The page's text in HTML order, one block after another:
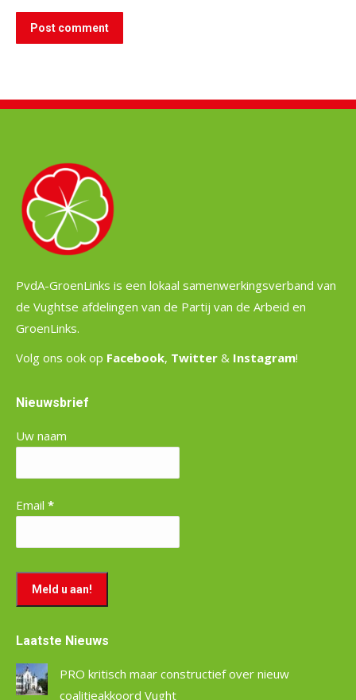
Post comment
PvdA-GroenLinks is een lokaal samenwerkingsverband van
de Vughtse afdelingen van de Partij van de Arbeid en
GroenLinks.
Volg ons ook op Facebook, Twitter & Instagram!
Nieuwsbrief
Uw naam
Email *
Laatste Nieuws
PRO kritisch maar constructief over nieuw
coalitieakkoord Vught